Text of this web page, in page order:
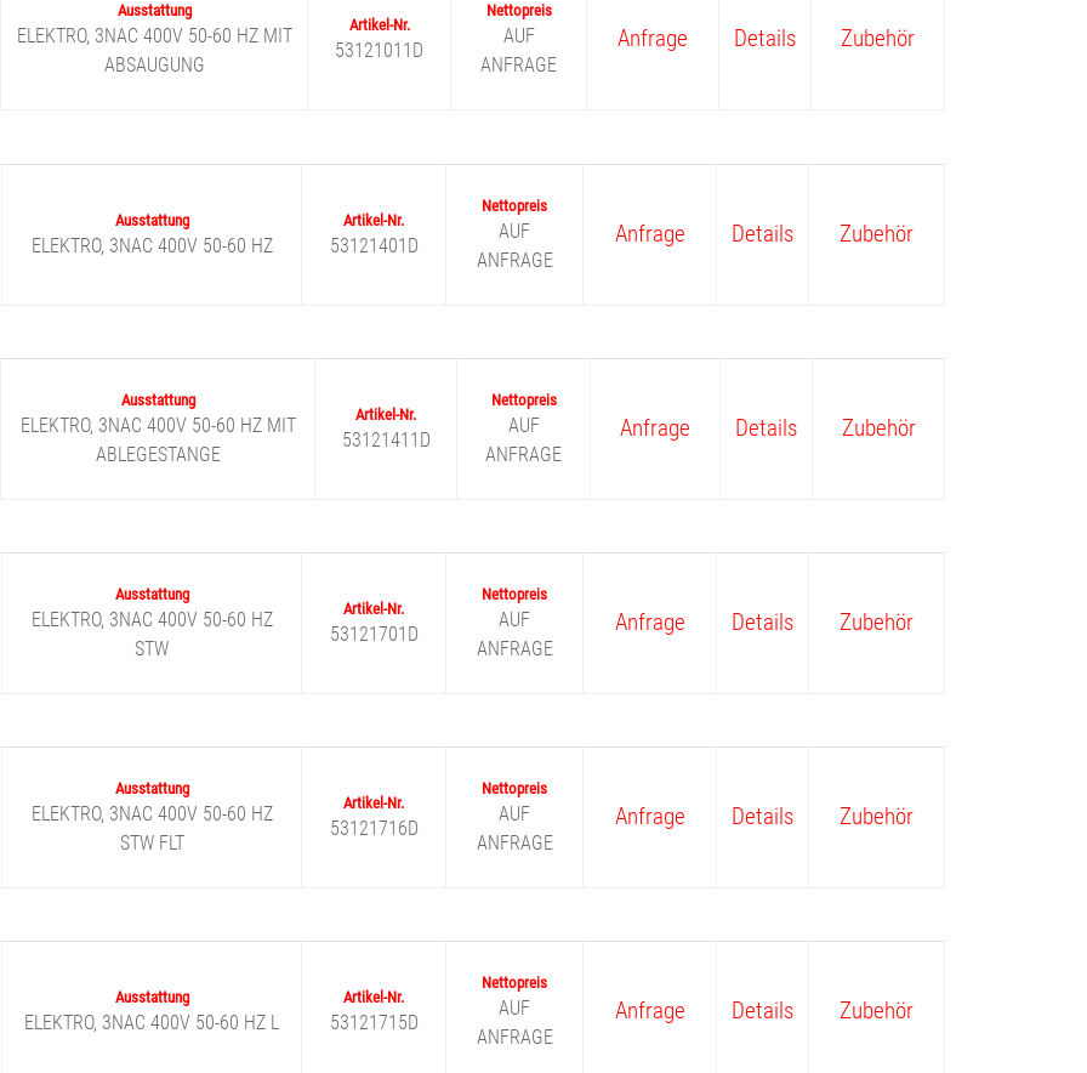
ELEKTRO, 3NAC 400V 50-60 HZ MIT
ABSAUGUNG
53121011D
AUF
ANFRAGE
Anfrage Details Zubehör
ELEKTRO, 3NAC 400V 50-60 HZ 53121401D
AUF
ANFRAGE
Anfrage Details Zubehör
ELEKTRO, 3NAC 400V 50-60 HZ MIT
ABLEGESTANGE
53121411D
AUF
ANFRAGE
Anfrage Details Zubehör
ELEKTRO, 3NAC 400V 50-60 HZ
STW
53121701D
AUF
ANFRAGE
Anfrage Details Zubehör
ELEKTRO, 3NAC 400V 50-60 HZ
STW FLT
53121716D
AUF
ANFRAGE
Anfrage Details Zubehör
ELEKTRO, 3NAC 400V 50-60 HZ L 53121715D
AUF
ANFRAGE
Anfrage Details Zubehör